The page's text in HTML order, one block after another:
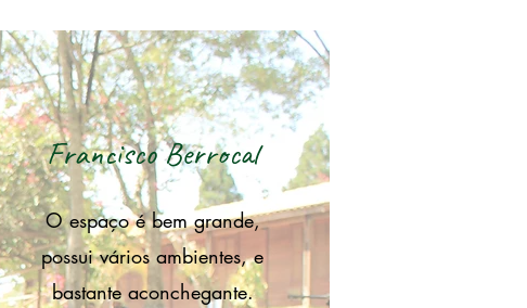
Francisco Berrocal
O espaço é bem grande,
possui vários ambientes, e
bastante aconchegante.